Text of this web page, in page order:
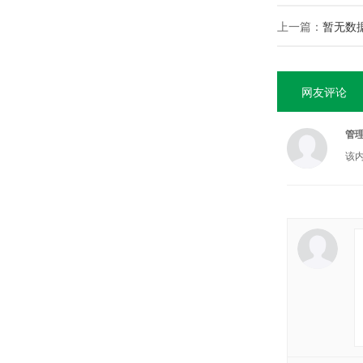
上一篇： 暂无数
网友评论
管
该